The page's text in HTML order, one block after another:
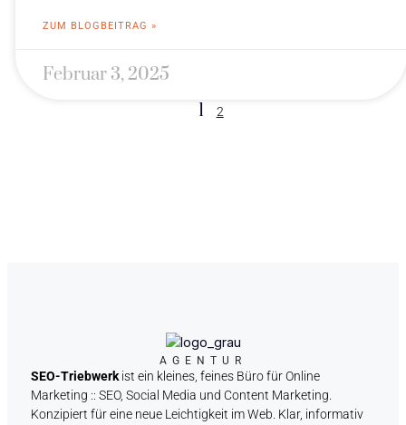
ZUM BLOGBEITRAG »
Februar 3, 2025
1
2
SEO-Triebwerkist ein kleines, feines Büro für Online
Marketing :: SEO, Social Media und Content Marketing.
Konzipiert für eine neue Leichtigkeit im Web. Klar, informativ
AGENTUR